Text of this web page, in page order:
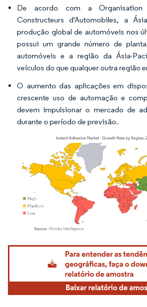
De acordo com a Organisation
Constructeurs d'Automobiles, a
produção global de automóveis nos
possui um grande número de
automóveis e a região da Ásia-
veículos do que qualquer outra região
O aumento das aplicações em
crescente uso de automação e
devem impulsionar o mercado de
durante o período de previsão.
Imagem © Mordor Intelligence. O reuso requer